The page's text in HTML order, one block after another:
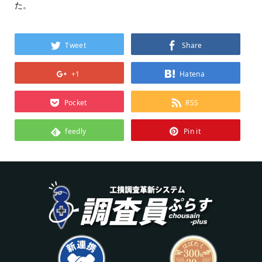
た。
Tweet Share
+1 Hatena
Pocket RSS
feedly Pin it